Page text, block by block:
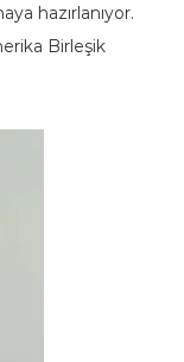
hazırlanıyor.
Birleşik